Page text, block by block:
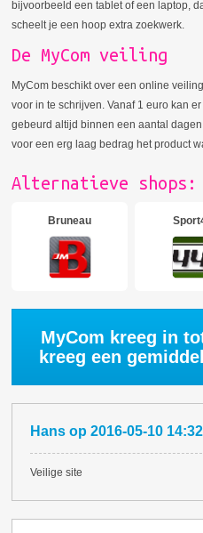
bijvoorbeeld een tablet of een laptop,
scheelt je een hoop extra zoekwerk.
De MyCom veiling
MyCom beschikt over een online
voor in te schrijven. Vanaf 1 euro kan
gebeurd altijd binnen een aantal
voor een erg laag bedrag het product
Alternatieve shops:
Bruneau
MyCom kreeg in
kreeg een
Hans op2016-05-10
Veilige site